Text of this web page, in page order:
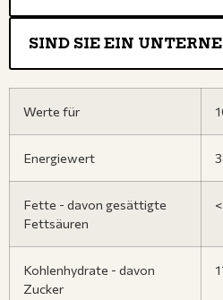
SIND SIE EIN
Werte für
Energiewert
Fette - davon gesättigte
Fettsäuren
Kohlenhydrate - davon
Zucker